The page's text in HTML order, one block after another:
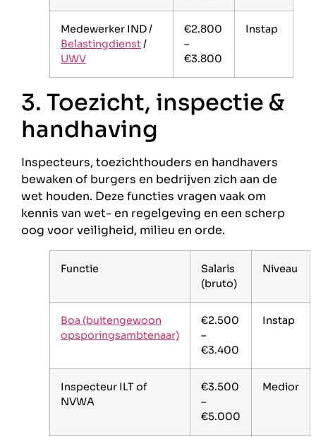
Medewerker IND /
Belastingdienst/
UWV
€2.800
–
€3.800
Instap
3. Toezicht, inspectie &
handhaving
Inspecteurs, toezichthouders en handhavers
bewaken of burgers en bedrijven zich aan de
wet houden. Deze functies vragen vaak om
kennis van wet- en regelgeving en een scherp
oog voor veiligheid, milieu en orde.
Functie
Salaris
(bruto)
Niveau
Boa (buitengewoon
opsporingsambtenaar)
€2.500
–
€3.400
Instap
Inspecteur ILT of
NVWA
€3.500
–
€5.000
Medior